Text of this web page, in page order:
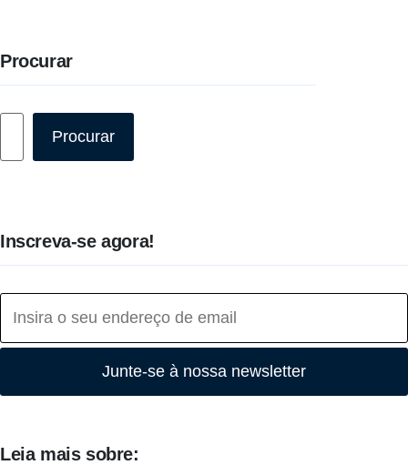
Procurar
Procurar
Inscreva-se agora!
Junte-se à nossa newsletter
Leia mais sobre: